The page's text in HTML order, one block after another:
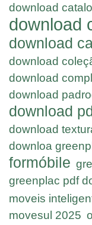
download
download
download
download
download
download
download
download
downloa
formóbile
greenplac pdf
moveis
movesul 2025